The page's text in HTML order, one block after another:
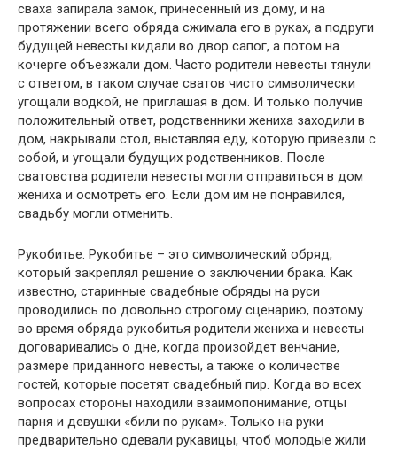
сваха запирала замок, принесенный из дому, и на
протяжении всего обряда сжимала его в руках, а подруги
будущей невесты кидали во двор сапог, а потом на
кочерге объезжали дом. Часто родители невесты тянули
с ответом, в таком случае сватов чисто символически
угощали водкой, не приглашая в дом. И только получив
положительный ответ, родственники жениха заходили в
дом, накрывали стол, выставляя еду, которую привезли с
собой, и угощали будущих родственников. После
сватовства родители невесты могли отправиться в дом
жениха и осмотреть его. Если дом им не понравился,
свадьбу могли отменить.
Рукобитье. Рукобитье – это символический обряд,
который закреплял решение о заключении брака. Как
известно, старинные свадебные обряды на руси
проводились по довольно строгому сценарию, поэтому
во время обряда рукобитья родители жениха и невесты
договаривались о дне, когда произойдет венчание,
размере приданного невесты, а также о количестве
гостей, которые посетят свадебный пир. Когда во всех
вопросах стороны находили взаимопонимание, отцы
парня и девушки «били по рукам». Только на руки
предварительно одевали рукавицы, чтоб молодые жили